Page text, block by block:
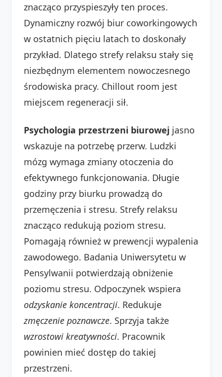
znacząco przyspieszyły ten proces.
Dynamiczny rozwój biur coworkingowych
w ostatnich pięciu latach to doskonały
przykład. Dlatego strefy relaksu stały się
niezbędnym elementem nowoczesnego
środowiska pracy. Chillout room jest
miejscem regeneracji sił.
Psychologia przestrzeni biurowej jasno
wskazuje na potrzebę przerw. Ludzki
mózg wymaga zmiany otoczenia do
efektywnego funkcjonowania. Długie
godziny przy biurku prowadzą do
przemęczenia i stresu. Strefy relaksu
znacząco redukują poziom stresu.
Pomagają również w prewencji wypalenia
zawodowego. Badania Uniwersytetu w
Pensylwanii potwierdzają obniżenie
poziomu stresu. Odpoczynek wspiera
odzyskanie koncentracji. Redukuje
zmęczenie poznawcze. Sprzyja także
wzrostowi kreatywności. Pracownik
powinien mieć dostęp do takiej
przestrzeni.